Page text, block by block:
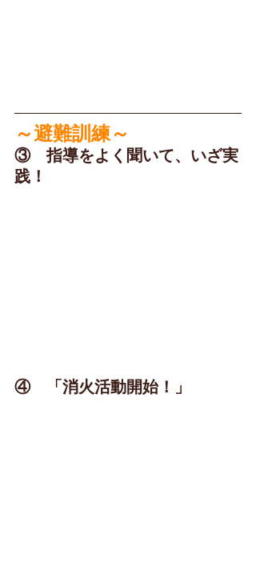
～避難訓練～
③　指導をよく聞いて、いざ実
践！
④　「消火活動開始！」